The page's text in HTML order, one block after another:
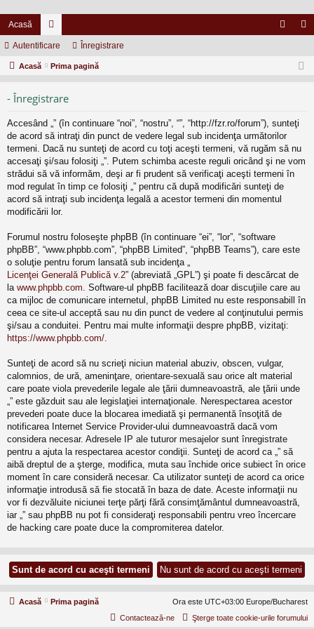
Acasă
or
u eg
Autentificare Înregistrare
Acasă Prima pagină
- Înregistrare
Accesând „” (în continuare “noi”, “nostru”, “”, “http://fzr.ro/forum”), sunteţi
de acord să intraţi din punct de vedere legal sub incidenţa următorilor
termeni. Dacă nu sunteţi de acord cu toţi aceşti termeni, vă rugăm să nu
accesaţi şi/sau folosiţi „”. Putem schimba aceste reguli oricând şi ne vom
strădui să vă informăm, deşi ar fi prudent să verificaţi aceşti termeni în
mod regulat în timp ce folosiţi „” pentru că după modificări sunteţi de
acord să intraţi sub incidenţa legală a acestor termeni din momentul
modificării lor.
Forumul nostru foloseşte phpBB (în continuare “ei”, “lor”, “software
phpBB”, “www.phpbb.com”, “phpBB Limited”, “phpBB Teams”), care este
o soluţie pentru forum lansată sub incidenţa „
Licenţei Generală Publică v.2” (abreviată „GPL”) şi poate fi descărcat de
la www.phpbb.com . Software-ul phpBB facilitează doar discuţiile care au
ca mijloc de comunicare internetul, phpBB Limited nu este responsabill în
ceea ce site-ul acceptă sau nu din punct de vedere al conţinutului permis
şi/sau a conduitei. Pentru mai multe informaţii despre phpBB, vizitaţi:
https://www.phpbb.com/
Sunteţi de acord să nu scrieţi niciun material abuziv, obscen, vulgar,
calomnios, de ură, ameninţare, orientare-sexuală sau orice alt material
care poate viola prevederile legale ale ţării dumneavoastră, ale ţării unde
„” este găzduit sau ale legislaţiei internaţionale. Nerespectarea acestor
prevederi poate duce la blocarea imediată şi permanentă însoţită de
notificarea Internet Service Provider-ului dumneavoastră dacă vom
considera necesar. Adresele IP ale tuturor mesajelor sunt înregistrate
pentru a ajuta la respectarea acestor condiţii. Sunteţi de acord ca „” să
aibă dreptul de a şterge, modifica, muta sau închide orice subiect în orice
moment în care consideră necesar. Ca utilizator sunteţi de acord ca orice
informaţie introdusă să fie stocată în baza de date. Aceste informaţii nu
vor fi dezvăluite niciunei terţe părţi fără consimţământul dumneavoastră,
iar „” sau phpBB nu pot fi consideraţi responsabili pentru vreo încercare
de hacking care poate duce la compromiterea datelor.
Acasă Prima pagină
Ora este UTC+03:00 Europe/Bucharest
Şterge toate cookie-urile forumului
Contactează-ne